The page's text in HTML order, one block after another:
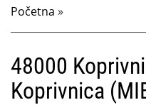
Početna »
48000
Koprivnica